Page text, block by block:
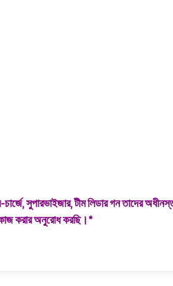
সুপারভাইজার, টীম লিডার গন তাদের
কাজ করার অনুরোধ করছি।*